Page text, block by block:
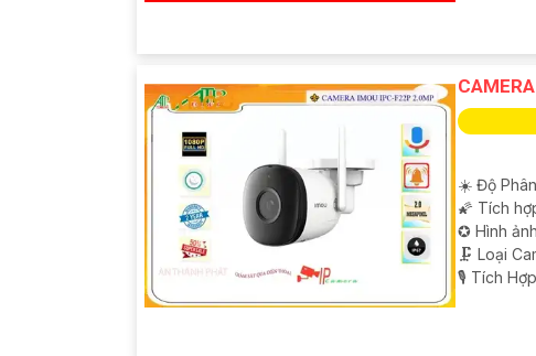
☀️ Độ
🌠 Tích
✪ Hình
🗜️ Loại
️🎙 Tích